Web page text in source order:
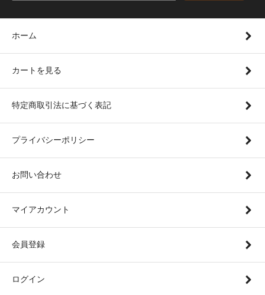
ホーム
カートを見る
特定商取引法に基づく表記
プライバシーポリシー
お問い合わせ
マイアカウント
会員登録
ログイン